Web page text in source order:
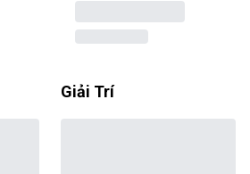
Giải Trí